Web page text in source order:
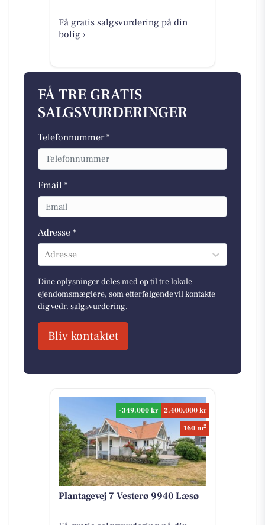
Få gratis salgsvurdering på din
bolig ›
FÅ TRE GRATIS
SALGSVURDERINGER
Telefonnummer *
Email *
Adresse *
Adresse
Dine oplysninger deles med op til tre lokale
ejendomsmæglere, som efterfølgende vil kontakte
dig vedr. salgsvurdering.
Bliv kontaktet
-349.000 kr
2.400.000 kr
160 m2
Plantagevej 7 Vesterø 9940 Læsø